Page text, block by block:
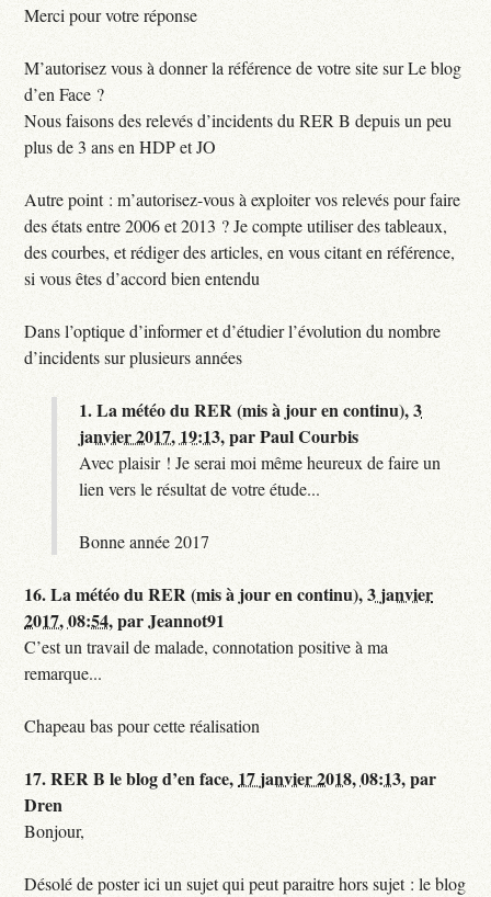
Merci pour votre réponse
M’autorisez vous à donner la référence de votre site sur Le blog
d’en Face ?
Nous faisons des relevés d’incidents du RER B depuis un peu
plus de 3 ans en HDP et JO
Autre point : m’autorisez-vous à exploiter vos relevés pour faire
des états entre 2006 et 2013 ? Je compte utiliser des tableaux,
des courbes, et rédiger des articles, en vous citant en référence,
si vous êtes d’accord bien entendu
Dans l’optique d’informer et d’étudier l’évolution du nombre
d’incidents sur plusieurs années
1.La météo du RER (mis à jour en continu),3
janvier 2017, 19:13,parPaul Courbis
Avec plaisir ! Je serai moi même heureux de faire un
lien vers le résultat de votre étude...
Bonne année 2017
16.La météo du RER (mis à jour en continu),3 janvier
2017, 08:54,parJeannot91
C’est un travail de malade, connotation positive à ma
remarque...
Chapeau bas pour cette réalisation
17.RER B le blog d’en face, 17 janvier 2018, 08:13,par
Dren
Bonjour,
Désolé de poster ici un sujet qui peut paraitre hors sujet : le blog